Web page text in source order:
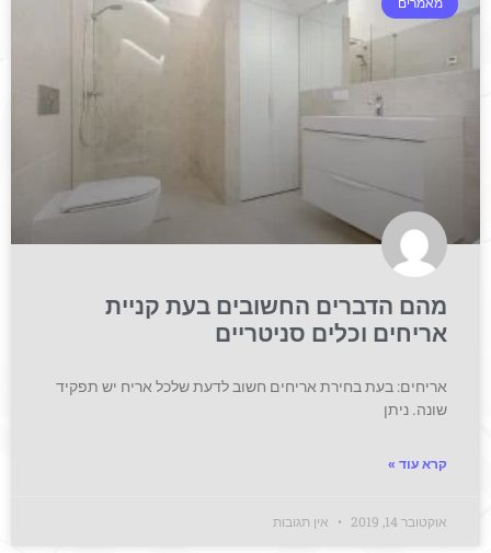
מאמרים
מהם הדברים החשובים בעת קניית
אריחים וכלים סניטריים
אריחים: בעת בחירת אריחים חשוב לדעת שלכל אריח יש תפקיד
שונה. ניתן
קרא עוד »
אוקטובר 14, 2019 אין תגובות